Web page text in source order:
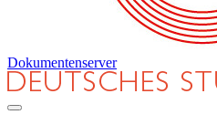
Dokumentenserver